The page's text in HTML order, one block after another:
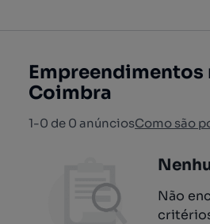
Empreendimentos
Coimbra
1-0 de 0 anúnciosComo são
Não